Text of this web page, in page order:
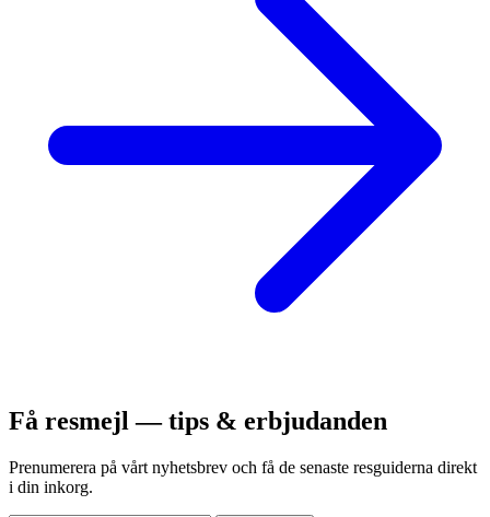
Få resmejl — tips & erbjudanden
Prenumerera på vårt nyhetsbrev och få de senaste resguiderna direkt
i din inkorg.